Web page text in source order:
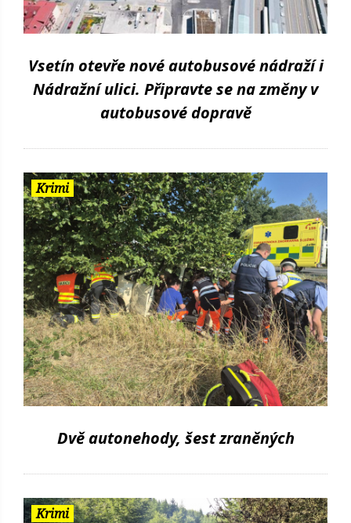
Vsetín otevře nové autobusové nádraží i
Nádražní ulici. Připravte se na změny v
autobusové dopravě
Krimi
Dvě autonehody, šest zraněných
Krimi